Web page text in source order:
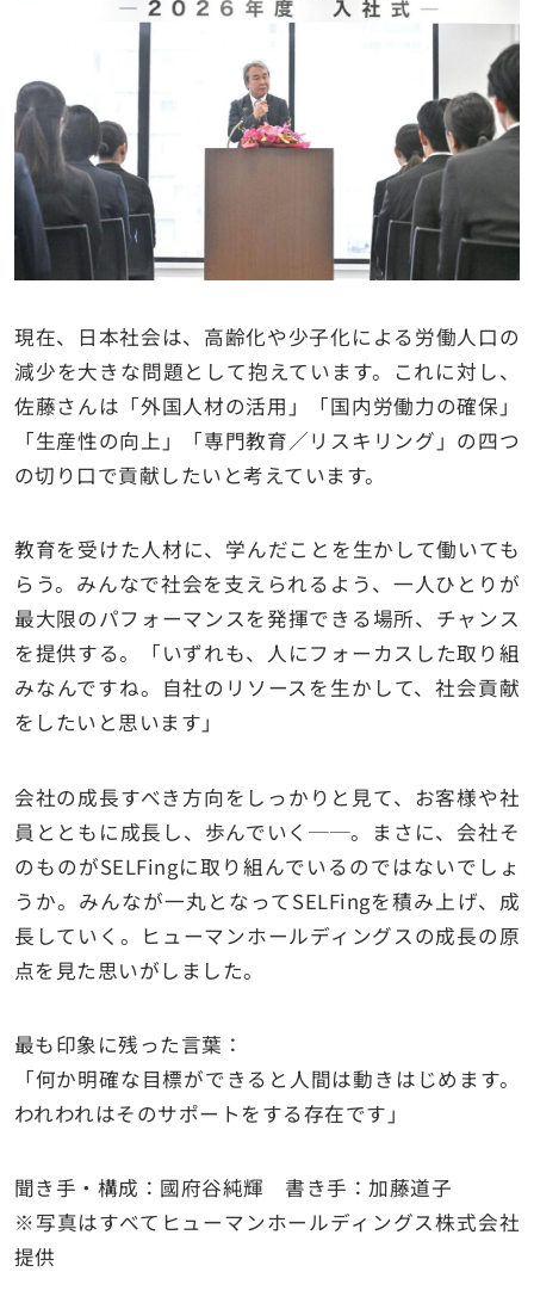
現在、日本社会は、高齢化や少子化による労働人口の
減少を大きな問題として抱えています。これに対し、
佐藤さんは「外国人材の活用」「国内労働力の確保」
「生産性の向上」「専門教育／リスキリング」の四つ
の切り口で貢献したいと考えています。
教育を受けた人材に、学んだことを生かして働いても
らう。みんなで社会を支えられるよう、一人ひとりが
最大限のパフォーマンスを発揮できる場所、チャンス
を提供する。「いずれも、人にフォーカスした取り組
みなんですね。自社のリソースを生かして、社会貢献
をしたいと思います」
会社の成長すべき方向をしっかりと見て、お客様や社
員とともに成長し、歩んでいく──。まさに、会社そ
のものがSELFingに取り組んでいるのではないでしょ
うか。みんなが一丸となってSELFingを積み上げ、成
長していく。ヒューマンホールディングスの成長の原
点を見た思いがしました。
最も印象に残った言葉：
「何か明確な目標ができると人間は動きはじめます。
われわれはそのサポートをする存在です」
聞き手・構成：國府谷純輝 書き手：加藤道子
※写真はすべてヒューマンホールディングス株式会社
提供